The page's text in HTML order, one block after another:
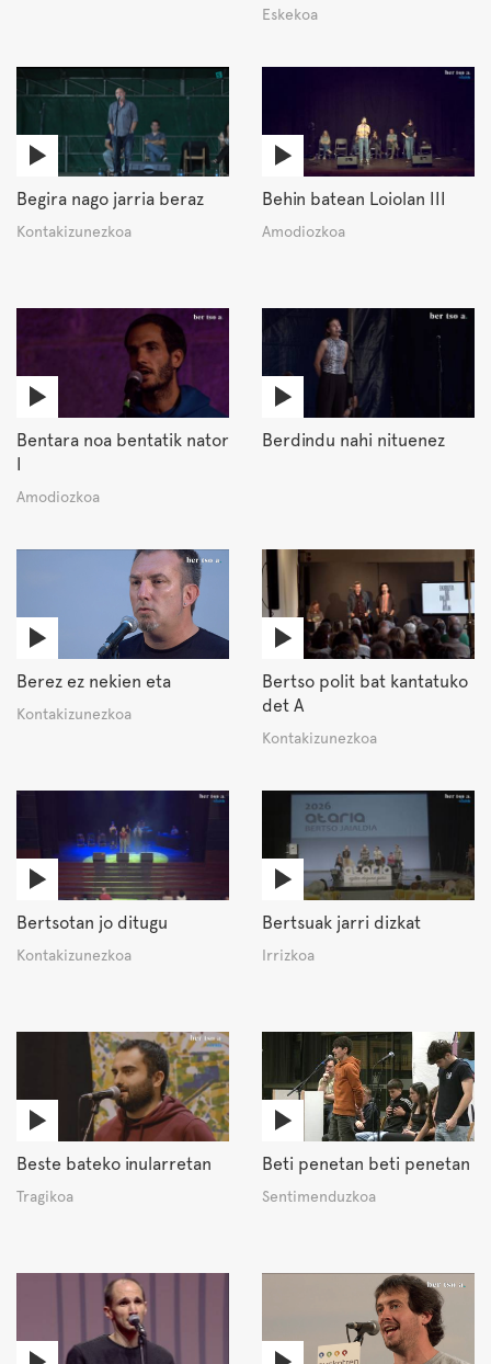
Eskekoa
Begira nago jarria beraz
Kontakizunezkoa
Behin batean Loiolan III
Amodiozkoa
Bentara noa bentatik nator
I
Amodiozkoa
Berdindu nahi nituenez
Berez ez nekien eta
Kontakizunezkoa
Bertso polit bat kantatuko
det A
Kontakizunezkoa
Bertsotan jo ditugu
Kontakizunezkoa
Bertsuak jarri dizkat
Irrizkoa
Beste bateko inularretan
Tragikoa
Beti penetan beti penetan
Sentimenduzkoa